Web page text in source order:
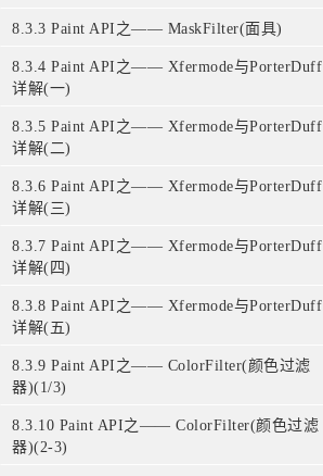
8.3.3 Paint API之—— MaskFilter(面具)
8.3.4 Paint API之—— Xfermode与PorterDuff
详解(一)
8.3.5 Paint API之—— Xfermode与PorterDuff
详解(二)
8.3.6 Paint API之—— Xfermode与PorterDuff
详解(三)
8.3.7 Paint API之—— Xfermode与PorterDuff
详解(四)
8.3.8 Paint API之—— Xfermode与PorterDuff
详解(五)
8.3.9 Paint API之—— ColorFilter(颜色过滤
器)(1/3)
8.3.10 Paint API之—— ColorFilter(颜色过滤
器)(2-3)